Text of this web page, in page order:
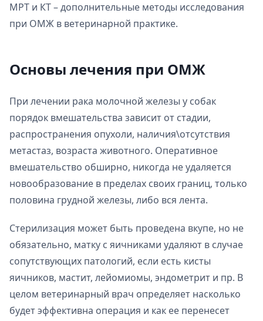
МРТ и КТ – дополнительные методы исследования
при ОМЖ в ветеринарной практике.
Основы лечения при ОМЖ
При лечении рака молочной железы у собак
порядок вмешательства зависит от стадии,
распространения опухоли, наличия\отсутствия
метастаз, возраста животного. Оперативное
вмешательство обширно, никогда не удаляется
новообразование в пределах своих границ, только
половина грудной железы, либо вся лента.
Стерилизация может быть проведена вкупе, но не
обязательно, матку с яичниками удаляют в случае
сопутствующих патологий, если есть кисты
яичников, мастит, лейомиомы, эндометрит и пр. В
целом ветеринарный врач определяет насколько
будет эффективна операция и как ее перенесет